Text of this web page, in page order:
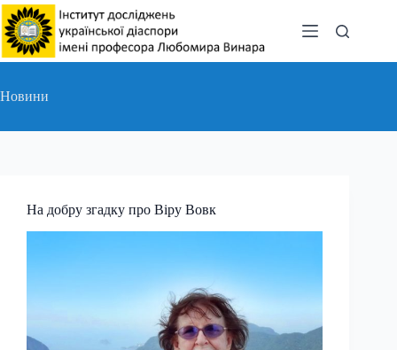
Перейти
до
вмісту
Новини
На добру згадку про Віру Вовк